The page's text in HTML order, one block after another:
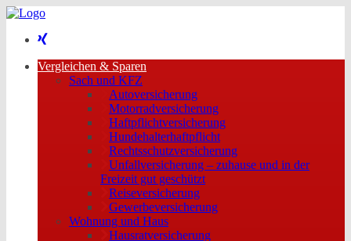
Vergleichen & Sparen
Sach und KFZ
Autoversicherung
Motorradversicherung
Haftpflichtversicherung
Hundehalterhaftpflicht
Rechtsschutzversicherung
Unfallversicherung – zuhause und in der
Freizeit gut geschützt
Reiseversicherung
Gewerbeversicherung
Wohnung und Haus
Hausratversicherung